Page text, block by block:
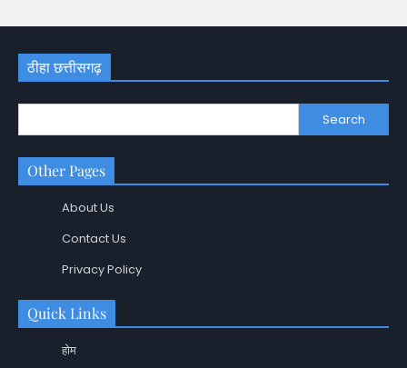
ठीहा छत्तीसगढ़
Search
Other Pages
About Us
Contact Us
Privacy Policy
Quick Links
होम